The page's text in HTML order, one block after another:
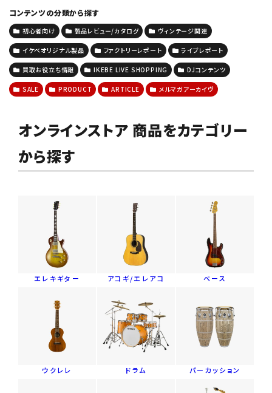
コンテンツの分類から探す
初心者向け 製品レビュー/カタログ ヴィンテージ関連
イケベオリジナル製品 ファクトリーレポート ライブレポート
買取お役立ち情報 IKEBE LIVE SHOPPING DJコンテンツ
SALE PRODUCT ARTICLE メルマガアーカイヴ
オンラインストア 商品をカテゴリー
から探す
エレキギター アコギ/エレアコ ベース
ウクレレ ドラム パーカッション